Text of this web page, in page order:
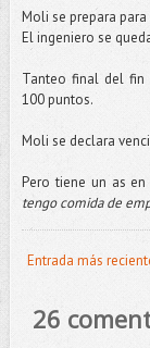
Moli se prepara
El ingeniero se
Tanteo final del fin
100 puntos.
Moli se declara
Pero tiene un as
tengo comida de
Entrada más
26